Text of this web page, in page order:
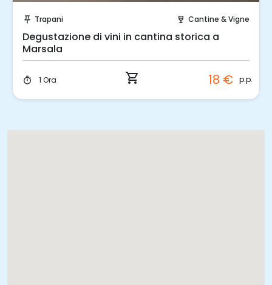
push_pin Trapani wine_bar Cantine & Vigne
Light lunch con degustazione in cantina
storica a Marsala
timer 3 Ore shopping_cart 54 € p.p.